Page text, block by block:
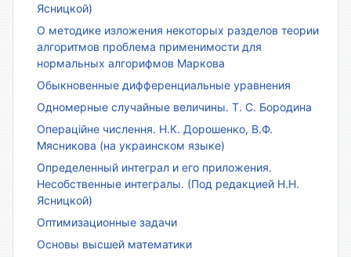
Ясницкой)
О методике изложения некоторых разделов теории
алгоритмов проблема применимости для
нормальных алгорифмов Маркова
Обыкновенные дифференциальные уравнения
Одномерные случайные величины. Т. С. Бородина
Операційне числення. Н.К. Дорошенко, В.Ф.
Мясникова (на украинском языке)
Определенный интеграл и его приложения.
Несобственные интегралы. (Под редакцией Н.Н.
Ясницкой)
Оптимизационные задачи
Основы высшей математики